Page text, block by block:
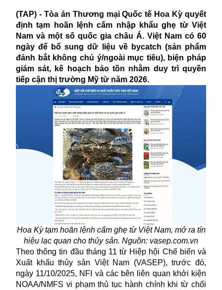
(TAP) - Tòa án Thương mại Quốc tế Hoa Kỳ quyết
định tạm hoãn lệnh cấm nhập khẩu ghẹ từ Việt
Nam và một số quốc gia châu Á. Việt Nam có 60
ngày để bổ sung dữ liệu về bycatch (sản phẩm
đánh bắt không chủ ý/ngoài mục tiêu), biện pháp
giám sát, kế hoạch bảo tồn nhằm duy trì quyền
tiếp cận thị trường Mỹ từ năm 2026.
Hoa Kỳ tạm hoãn lệnh cấm ghẹ từ Việt Nam, mở ra tín
hiệu lạc quan cho thủy sản. Nguồn: vasep.com.vn
Theo thông tin đầu tháng 11 từ Hiệp hội Chế biến và
Xuất khẩu thủy sản Việt Nam (VASEP), trước đó,
ngày 11/10/2025, NFI và các bên liên quan khởi kiện
NOAA/NMFS vi phạm thủ tục hành chính khi từ chối